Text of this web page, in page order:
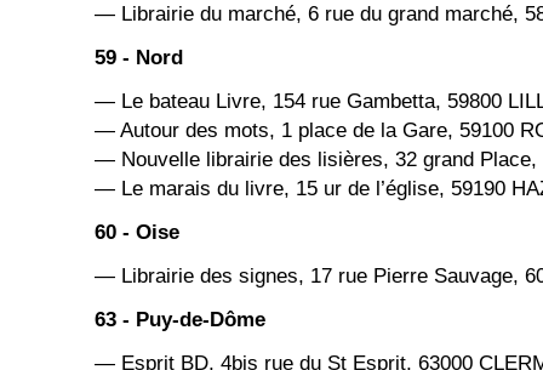
— Librairie du marché, 6 rue du grand marché,
59 - Nord
— Le bateau Livre, 154 rue Gambetta, 59800
— Autour des mots, 1 place de la Gare, 59100
— Nouvelle librairie des lisières, 32 grand Place,
— Le marais du livre, 15 ur de l’église, 59190
60 - Oise
— Librairie des signes, 17 rue Pierre Sauvage,
63 - Puy-de-Dôme
— Esprit BD, 4bis rue du St Esprit, 63000